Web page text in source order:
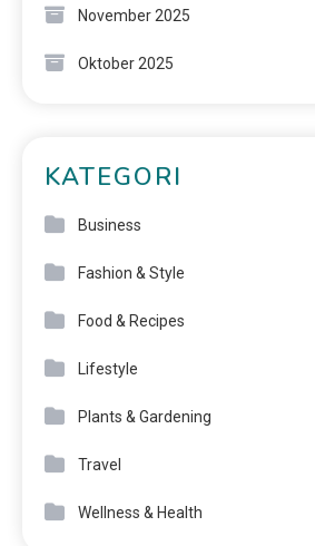
November 2025
Oktober 2025
KATEGORI
Business
Fashion & Style
Food & Recipes
Lifestyle
Plants & Gardening
Travel
Wellness & Health